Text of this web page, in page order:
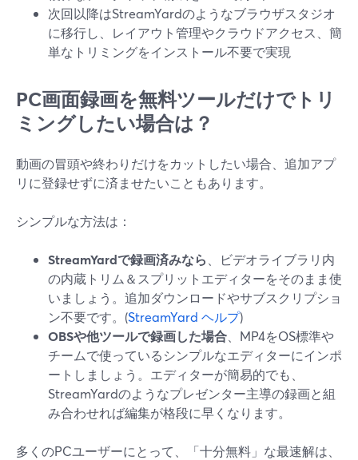
次回以降はStreamYardのようなブラウザスタジオ
に移行し、レイアウト管理やクラウドアクセス、簡
単なトリミングをインストール不要で実現
PC画面録画を無料ツールだけでトリ
ミングしたい場合は？
動画の冒頭や終わりだけをカットしたい場合、追加アプ
リに登録せずに済ませたいこともあります。
シンプルな方法は：
StreamYardで録画済みなら 、ビデオライブラリ内
の内蔵トリム＆スプリットエディターをそのまま使
いましょう。追加ダウンロードやサブスクリプショ
ン不要です。(StreamYard ヘルプ)
OBSや他ツールで録画した場合 、MP4をOS標準や
チームで使っているシンプルなエディターにインポ
ートしましょう。エディターが簡易的でも、
StreamYardのようなプレゼンター主導の録画と組
み合わせれば編集が格段に早くなります。
多くのPCユーザーにとって、「十分無料」な最速解は、